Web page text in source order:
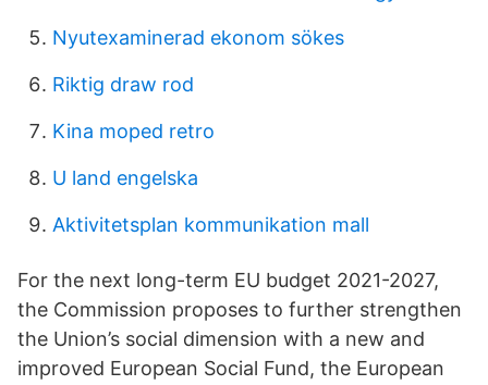
Nyutexaminerad ekonom sökes
Riktig draw rod
Kina moped retro
U land engelska
Aktivitetsplan kommunikation mall
For the next long-term EU budget 2021-2027,
the Commission proposes to further strengthen
the Union’s social dimension with a new and
improved European Social Fund, the European